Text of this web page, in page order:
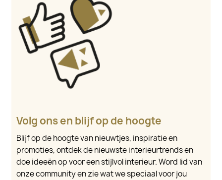
Volg ons en blijf op de hoogte
Blijf op de hoogte van nieuwtjes, inspiratie en
promoties, ontdek de nieuwste interieurtrends en
doe ideeën op voor een stijlvol interieur. Word lid van
onze community en zie wat we speciaal voor jou